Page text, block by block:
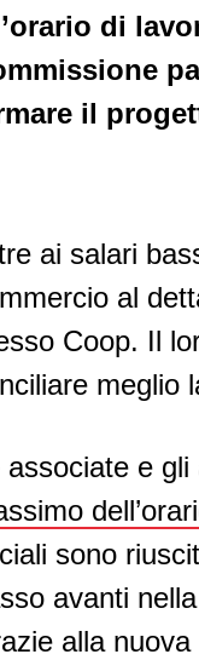
di
il
ai salari
al
Coop. Il
meglio
associate e
sono
avanti
alla